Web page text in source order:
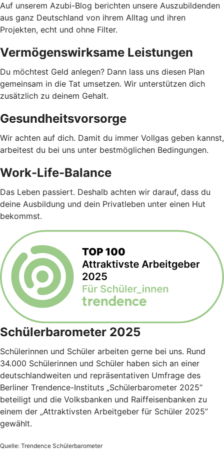
Auf unserem Azubi-Blog berichten unsere Auszubildenden
aus ganz Deutschland von ihrem Alltag und ihren
Projekten, echt und ohne Filter.
Vermögenswirksame Leistungen
Du möchtest Geld anlegen? Dann lass uns diesen Plan
gemeinsam in die Tat umsetzen. Wir unterstützen dich
zusätzlich zu deinem Gehalt.
Gesundheitsvorsorge
Wir achten auf dich. Damit du immer Vollgas geben kannst,
arbeitest du bei uns unter bestmöglichen Bedingungen.
Work-Life-Balance
Das Leben passiert. Deshalb achten wir darauf, dass du
deine Ausbildung und dein Privatleben unter einen Hut
bekommst.
Schülerbarometer 2025
Schülerinnen und Schüler arbeiten gerne bei uns. Rund
34.000 Schülerinnen und Schüler haben sich an einer
deutschlandweiten und repräsentativen Umfrage des
Berliner Trendence-Instituts „Schülerbarometer 2025“
beteiligt und die Volksbanken und Raiffeisenbanken zu
einem der „Attraktivsten Arbeitgeber für Schüler 2025”
gewählt.
Quelle: Trendence Schülerbarometer